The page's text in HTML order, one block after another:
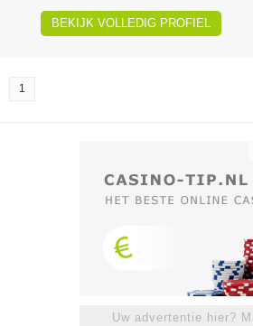
BEKIJK VOLLEDIG PROFIEL
1
Uw advertentie hier?